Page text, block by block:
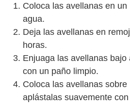
Coloca las avellanas en
agua.
Deja las avellanas en
horas.
Enjuaga las avellanas
con un paño limpio.
Coloca las avellanas
aplástalas suavemente